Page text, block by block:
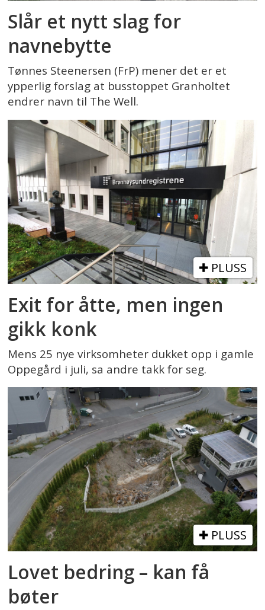
Slår et nytt slag for
navnebytte
Tønnes Steenersen (FrP) mener det er et
ypperlig forslag at busstoppet Granholtet
endrer navn til The Well.
PLUSS
Exit for åtte, men ingen
gikk konk
Mens 25 nye virksomheter dukket opp i gamle
Oppegård i juli, sa andre takk for seg.
PLUSS
Lovet bedring – kan få
bøter